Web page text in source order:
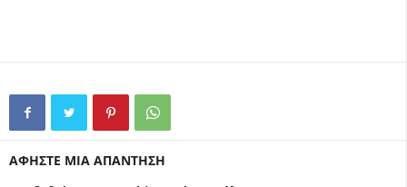
ΑΦΗΣΤΕ ΜΙΑ ΑΠΑΝΤΗΣΗ